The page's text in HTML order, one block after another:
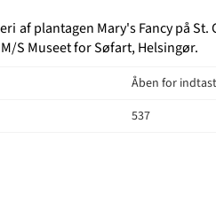
af plantagen Mary's Fancy på St.
S Museet for Søfart, Helsingør.
Åben for
537